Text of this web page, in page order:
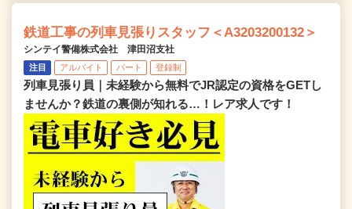
鉄道工事の列車見張りスタッフ＜A3203200132＞
シンテイ警備株式会社 津田沼支社
注目 アルバイト パート 登録制
列車見張り員｜未経験から無料でJR認定の資格をGETし
ませんか？鉄道の裏側が知れる…！レア求人です！